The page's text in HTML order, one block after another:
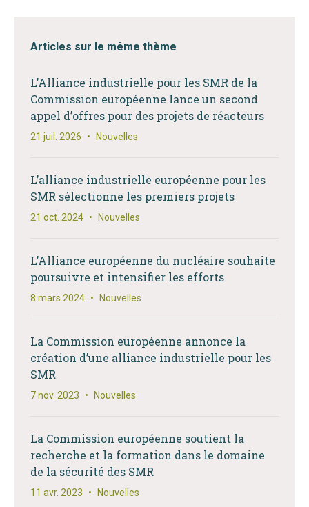
Articles sur le même thème
L’Alliance industrielle pour les SMR de la
Commission européenne lance un second
appel d’offres pour des projets de réacteurs
21 juil. 2026 • Nouvelles
L’alliance industrielle européenne pour les
SMR sélectionne les premiers projets
21 oct. 2024 • Nouvelles
L’Alliance européenne du nucléaire souhaite
poursuivre et intensifier les efforts
8 mars 2024 • Nouvelles
La Commission européenne annonce la
création d’une alliance industrielle pour les
SMR
7 nov. 2023 • Nouvelles
La Commission européenne soutient la
recherche et la formation dans le domaine
de la sécurité des SMR
11 avr. 2023 • Nouvelles